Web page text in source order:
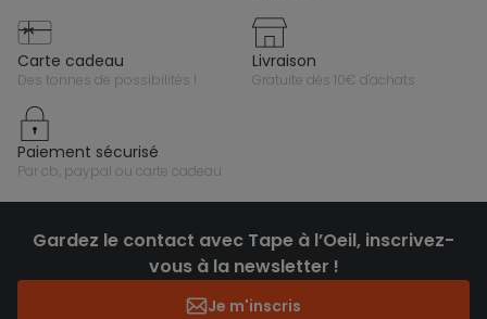
carte cadeau
des tonnes de possibilités !
livraison
gratuite dès 10€ d'achats
paiement sécurisé
par cb, paypal ou carte cadeau
Gardez le contact avec Tape à l’Oeil, inscrivez-
vous à la newsletter !
Je m'inscris